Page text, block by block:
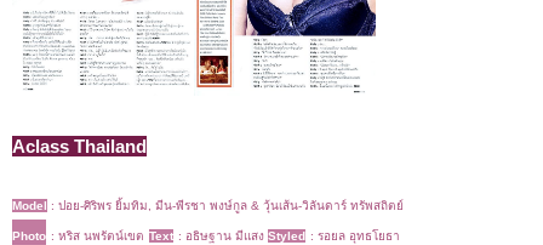
Aclass Thailand
Model : ปอย-ศิริพร ยิ้มทิม, มีน-พีรชา พงษ์กูล & วุ้นเส้น-วิลันดาร์ ทรัพสถิตย์
Photo : หริส นพรัตน์เขต Text : อธิษฐาน มีแสง Styled : รอยล อุทธโยธา